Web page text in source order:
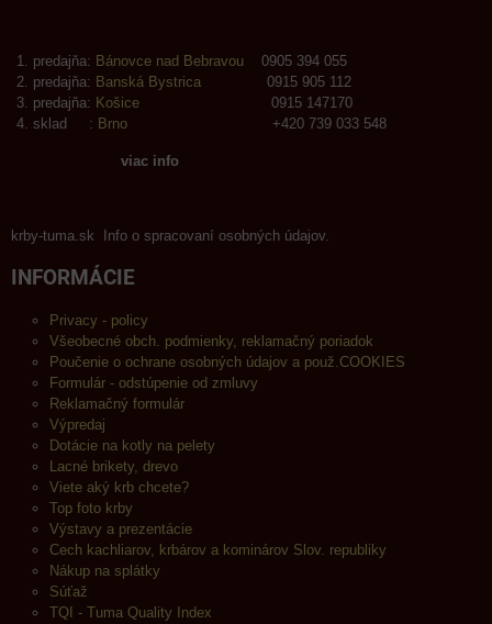
predajňa: Bánovce nad Bebravou 0905 394 055
predajňa: Banská Bystrica 0915 905 112
predajňa: Košice 0915 147170
sklad : Brno +420 739 033 548
viac info
krby-tuma.sk Info o spracovaní osobných údajov.
INFORMÁCIE
Privacy - policy
Všeobecné obch. podmienky, reklamačný poriadok
Poučenie o ochrane osobných údajov a použ.COOKIES
Formulár - odstúpenie od zmluvy
Reklamačný formulár
Výpredaj
Dotácie na kotly na pelety
Lacné brikety, drevo
Viete aký krb chcete?
Top foto krby
Výstavy a prezentácie
Cech kachliarov, krbárov a kominárov Slov. republiky
Nákup na splátky
Súťaž
TQI - Tuma Quality Index